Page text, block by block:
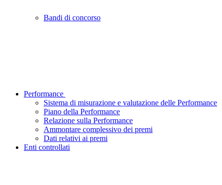
Bandi di concorso
Performance
Sistema di misurazione e valutazione delle Performance
Piano della Performance
Relazione sulla Performance
Ammontare complessivo dei premi
Dati relativi ai premi
Enti controllati